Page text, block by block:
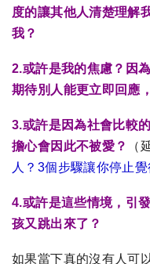
度的讓其他人清楚理解
我？
2.或許是我的焦慮？因
期待別人能更立即回應
3.或許是因為社會比較
擔心會因此不被愛？
（
人？3個步驟讓你停止
4.或許是這些情境，引
孩又跳出來了？
如果當下真的沒有人可